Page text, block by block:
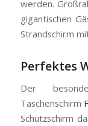
werden.
gigantischen
Strandschirm
Perfektes
Der
Taschenschirm
Schutzschirm